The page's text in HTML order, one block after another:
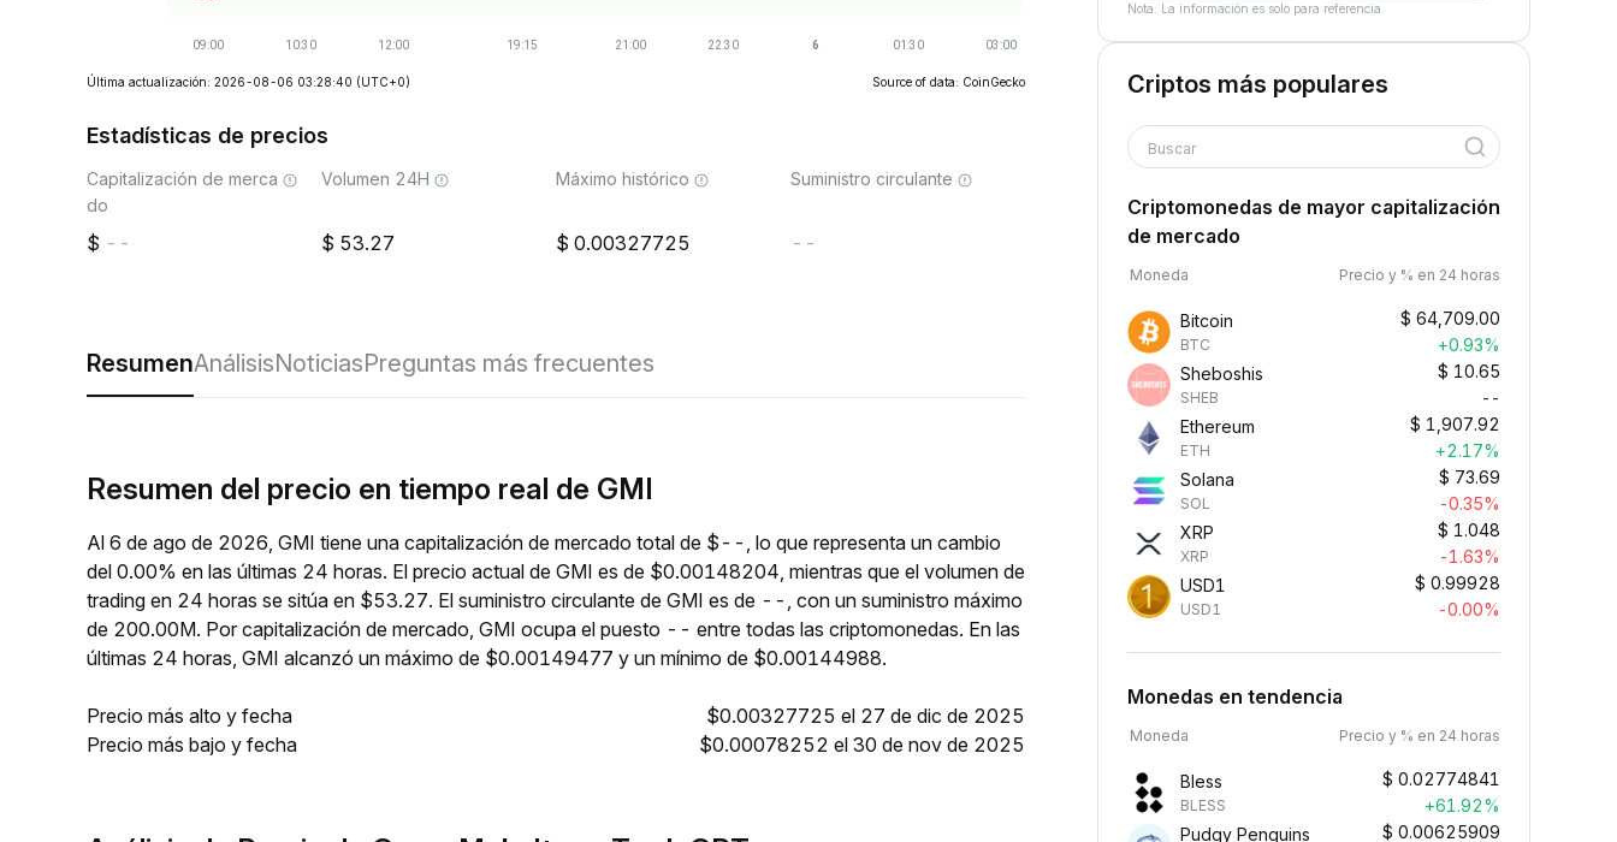
Última actualización: 2026-08-06 03:28:40 (UTC+0) Source of data: CoinGecko
Estadísticas de precios
Capitalización de merca
do
--
Volumen 24H
53.27
Máximo histórico
0.00327725
Suministro circulante
--
ResumenAnálisisNoticiasPreguntas más frecuentes
Resumen del precio en tiempo real de GMI
Al 6 de ago de 2026, GMI tiene una capitalización de mercado total de $--, lo que representa un cambio
del 0.00% en las últimas 24 horas. El precio actual de GMI es de $0.00148204, mientras que el volumen de
trading en 24 horas se sitúa en $53.27. El suministro circulante de GMI es de --, con un suministro máximo
de 200.00M. Por capitalización de mercado, GMI ocupa el puesto -- entre todas las criptomonedas. En las
últimas 24 horas, GMI alcanzó un máximo de $0.00149477 y un mínimo de $0.00144988.
Precio más alto y fecha
$0.00327725 el 27 de dic de 2025
Precio más bajo y fecha
$0.00078252 el 30 de nov de 2025
Nota: La información es solo para referencia.
Criptos más populares
Buscar
Criptomonedas de mayor capitalización
de mercado
Moneda Precio y % en 24 horas
Bitcoin
BTC
$ 64,709.00
+0.93%
Sheboshis
SHEB
$ 10.65
--
Ethereum
ETH
$ 1,907.92
+2.17%
Solana
SOL
$ 73.69
-0.35%
XRP
XRP
$ 1.048
-1.63%
USD1
USD1
$ 0.99928
-0.00%
Monedas en tendencia
Moneda Precio y % en 24 horas
Bless
BLESS
$ 0.02774841
+61.92%
Pudgy Penguins
$ 0.00625909